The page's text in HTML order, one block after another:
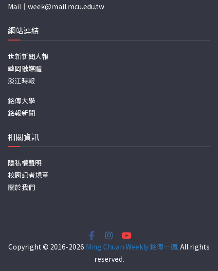
Mail｜ week@mail.mcu.edu.tw
網站連結
世新新聞人報
華岡融媒體
淡江時報
銘傳大學
銘報新聞
相關資訊
隱私權聲明
校園記者規章
關於我們
Copyright © 2016-2026 Ming Chuan Weekly 銘傳一週. All rights
reserved.